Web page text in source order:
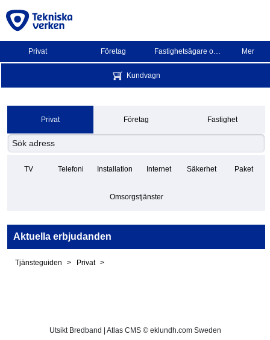
Privat Företag Fastighetsägare och BRF Mer
Kundvagn
Privat Företag Fastighet
TV Telefoni Installation Internet Säkerhet Paket
Omsorgstjänster
Aktuella erbjudanden
Tjänsteguiden Privat
Utsikt Bredband | Atlas CMS © eklundh.com Sweden